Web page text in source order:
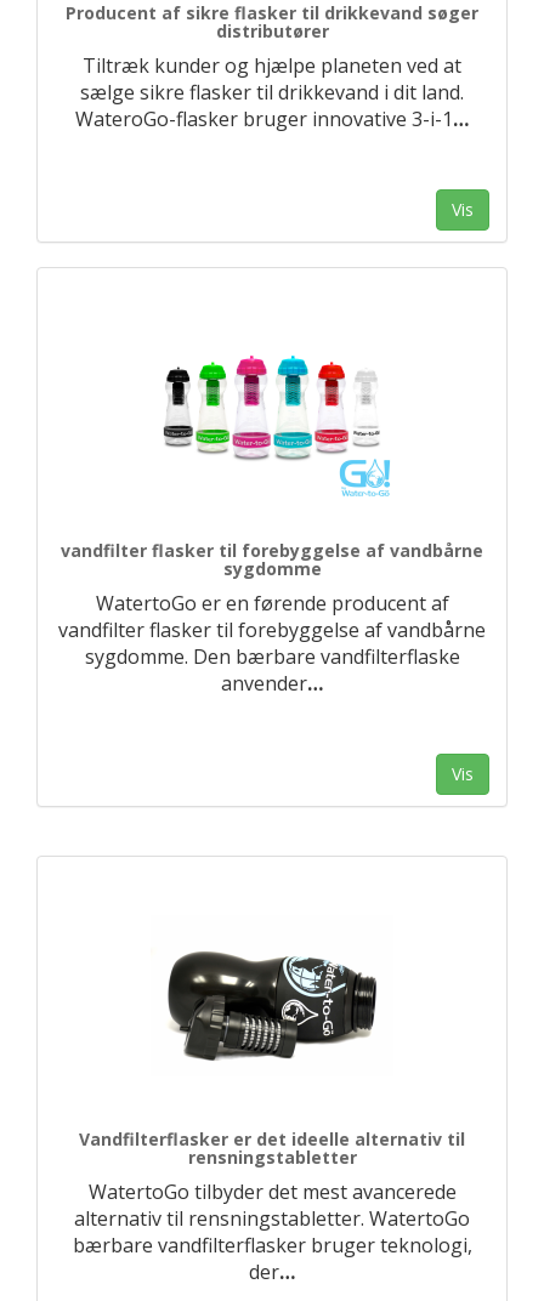
Producent af sikre flasker til drikkevand søger
distributører
Tiltræk kunder og hjælpe planeten ved at
sælge sikre flasker til drikkevand i dit land.
WateroGo-flasker bruger innovative 3-i-1…
Vis
vandfilter flasker til forebyggelse af vandbårne
sygdomme
WatertoGo er en førende producent af
vandfilter flasker til forebyggelse af vandbårne
sygdomme. Den bærbare vandfilterflaske
anvender…
Vis
Vandfilterflasker er det ideelle alternativ til
rensningstabletter
WatertoGo tilbyder det mest avancerede
alternativ til rensningstabletter. WatertoGo
bærbare vandfilterflasker bruger teknologi,
der…